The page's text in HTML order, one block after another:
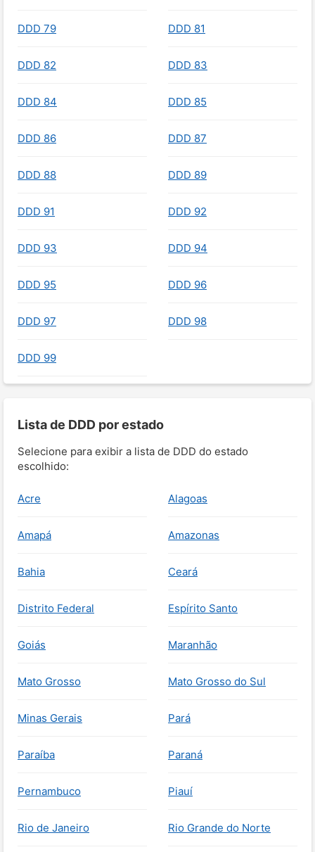
DDD 79 DDD 81
DDD 82 DDD 83
DDD 84 DDD 85
DDD 86 DDD 87
DDD 88 DDD 89
DDD 91 DDD 92
DDD 93 DDD 94
DDD 95 DDD 96
DDD 97 DDD 98
DDD 99
Lista de DDD por estado
Selecione para exibir a lista de DDD do estado
escolhido:
Acre Alagoas
Amapá Amazonas
Bahia Ceará
Distrito Federal Espírito Santo
Goiás Maranhão
Mato Grosso Mato Grosso do Sul
Minas Gerais Pará
Paraíba Paraná
Pernambuco Piauí
Rio de Janeiro Rio Grande do Norte